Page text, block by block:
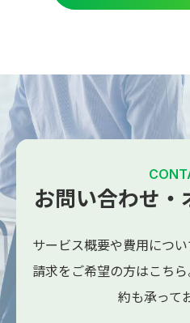
お問い合わせ
サービス概要や費用につい
請求をご希望の方はこちら
約も承って